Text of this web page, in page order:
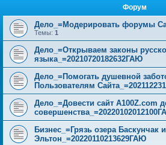
Форум
Дело_=Модерировать форумы
Темы: 1
Дело_=Открываем законы
языка_=20210720182632ГАЮ
Дело_=Помогать душевной
Пользователям
Дело_=Довести сайт A100Z.com
Бизнес_=Грязь озера Баскунчак и
Эльтон_=20220110213629ГАЮ